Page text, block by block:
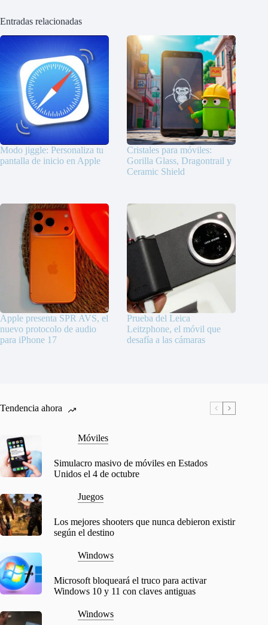
Entradas relacionadas
Modo jiggle: Personaliza tu
pantalla de inicio en Apple
Cristales para móviles:
Gorilla Glass, Dragontrail y
Ceramic Shield
Apple presenta SPR AVS, el
nuevo protocolo de audio
para iPhone 17
Prueba del Leica
Leitzphone, el móvil que
desafía a las cámaras
Tendencia ahora
Móviles
Simulacro masivo de móviles en Estados
Unidos el 4 de octubre
Juegos
Los mejores shooters que nunca debieron existir
según el destino
Windows
Microsoft bloqueará el truco para activar
Windows 10 y 11 con claves antiguas
Windows